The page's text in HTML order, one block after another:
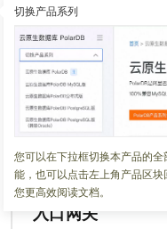
切换产品系列
您可以在下拉框切换本产品的
能，也可以点击左上角产品区
您更高效阅读文档。
ASM网关概
更新时间： 2024-03-27
网关可以为网格
关和出口网关的相关功
入口网关
大模型
文本生成
Qwen3.8-Max HOT
智能体时代全能旗舰模型
Qwen3.7-Plus
大模型服务平台百炼
大模型服务与应用平台
千问大模型
多元化、高性能、安全可靠的
无影云电脑
随时随地安全接入的云上超级电脑
云解析DNS
千问办公，解锁你的工作新方
企业级Agent产品，直接交付可
Agency Agents：拥有专属
HappyHorse 打造一站式影视
快速拥有专属 OpenClaw
普惠上云 官方力荐
云服务器38元/年起，超值低价
官方推荐返现计划
推荐新用户得奖励，单订单最
云工开物
高校专属算力普惠，学生认证
免费试用
了解云产品的定价详情
云上成本管理
管理和优化成本
网站建设
多端小程序
Salesforce 国际版订阅
友盟天域
观测云
Tuya 物联网平台阿里云版
蓝凌 OA
分销伙伴
咨询伙伴
销售伙伴合作计划
Salesforce On Alibaba Cloud
Consulting Partner 合作计划
AI 大模型销售与服务生态合作
在线服务
售后服务
自助服务
工单服务
短信专区
什么是云计算
技术领先
稳定可靠
安全合规
分析师报告
研究报告与白皮书